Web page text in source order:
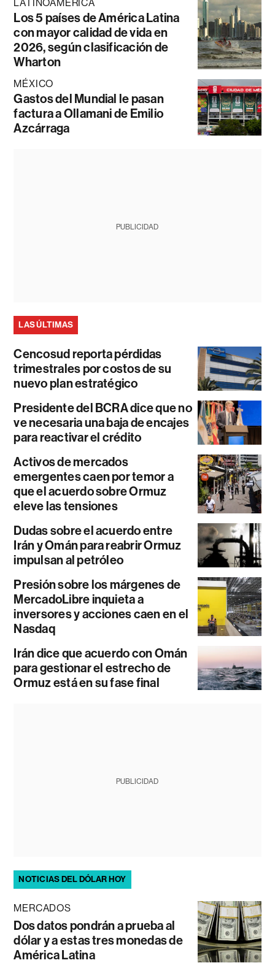
LATINOAMÉRICA
Los 5 países de América Latina
con mayor calidad de vida en
2026, según clasificación de
Wharton
MÉXICO
Gastos del Mundial le pasan
factura a Ollamani de Emilio
Azcárraga
PUBLICIDAD
LAS ÚLTIMAS
Cencosud reporta pérdidas
trimestrales por costos de su
nuevo plan estratégico
Presidente del BCRA dice que no
ve necesaria una baja de encajes
para reactivar el crédito
Activos de mercados
emergentes caen por temor a
que el acuerdo sobre Ormuz
eleve las tensiones
Dudas sobre el acuerdo entre
Irán y Omán para reabrir Ormuz
impulsan al petróleo
Presión sobre los márgenes de
MercadoLibre inquieta a
inversores y acciones caen en el
Nasdaq
Irán dice que acuerdo con Omán
para gestionar el estrecho de
Ormuz está en su fase final
PUBLICIDAD
NOTICIAS DEL DÓLAR HOY
MERCADOS
Dos datos pondrán a prueba al
dólar y a estas tres monedas de
América Latina